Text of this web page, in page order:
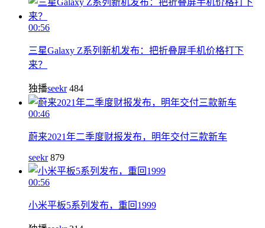
00:56
三星Galaxy Z系列新机发布：把折叠屏手机价格打下
来？
独播seekr 484
00:46
蔚来2021年二季度财报发布，明年交付三款新车
seekr 879
00:56
小米平板5系列发布，重回1999